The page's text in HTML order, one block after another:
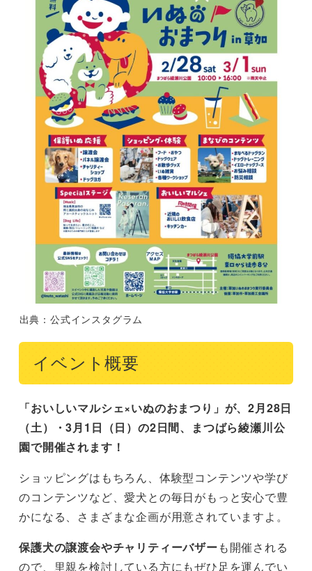
出典：公式インスタグラム
イベント概要
「おいしいマルシェ×いぬのおまつり」が、2月28日
（土）・3月1日（日）の2日間、まつばら綾瀬川公
園で開催されます！
ショッピングはもちろん、体験型コンテンツや学び
のコンテンツなど、愛犬との毎日がもっと安心で豊
かになる、さまざまな企画が用意されていますよ。
保護犬の譲渡会やチャリティーバザーも開催される
ので、里親を検討している方にもぜひ足を運んでい